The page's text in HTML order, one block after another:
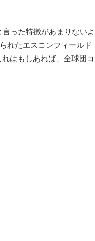
った特徴があまりないよ
れたエスコンフィールド
はもしあれば、全球団コ